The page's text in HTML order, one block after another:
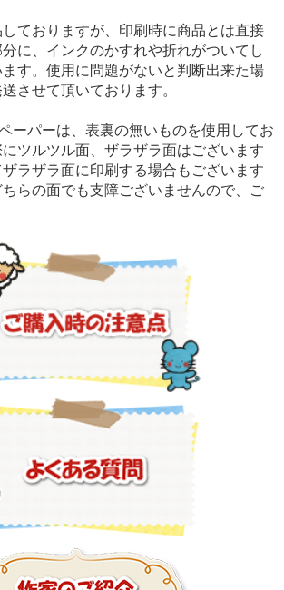
物を続ける カートへ進む
しておりますが、印刷時に商品とは直接
に、インクのかすれや折れがついてし
す。使用に問題がないと判断出来た場
させて頂いております。
ーパーは、表裏の無いものを使用してお
ツルツル面、ザラザラ面はございます
ラザラ面に印刷する場合もございます
らの面でも支障ございませんので、ご